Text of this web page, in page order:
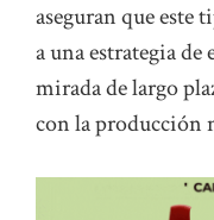
aseguran que
a una estrategia
mirada de largo
con la producción